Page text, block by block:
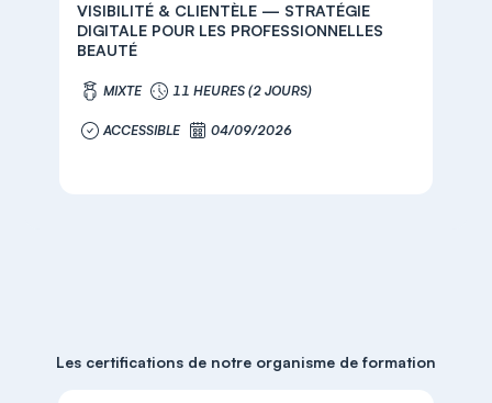
VISIBILITÉ & CLIENTÈLE — STRATÉGIE
DIGITALE POUR LES PROFESSIONNELLES
BEAUTÉ
MIXTE 11 HEURES (2 JOURS)
ACCESSIBLE 04/09/2026
Les certifications de notre organisme de formation